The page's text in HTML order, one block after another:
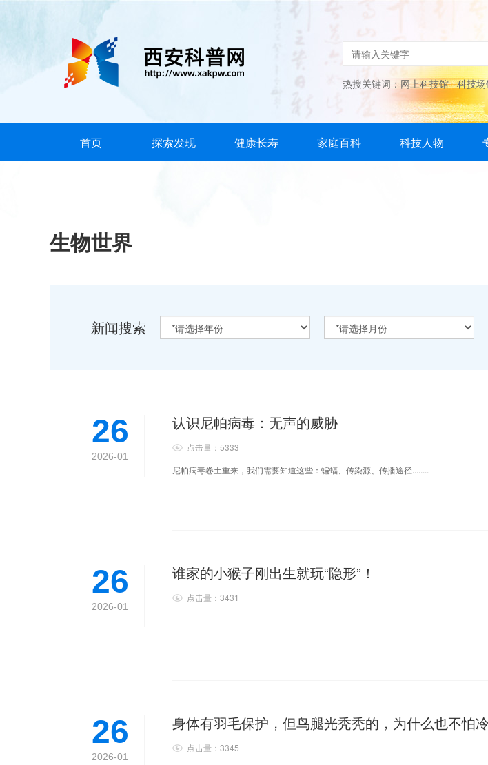
热搜关键词： 网上科技馆 科技
首页 探索发现 健康长寿 家庭百科 科技人物
生物世界
新闻搜索
26
2026-01
认识尼帕病毒：无声的威胁
点击量：5333
尼帕病毒卷土重来，我们需要知道这些：蝙蝠、传染源、传播途径........
26
2026-01
谁家的小猴子刚出生就玩“隐形”！
点击量：3431
26
2026-01
身体有羽毛保护，但鸟腿光秃秃的，为什么也不怕
点击量：3345